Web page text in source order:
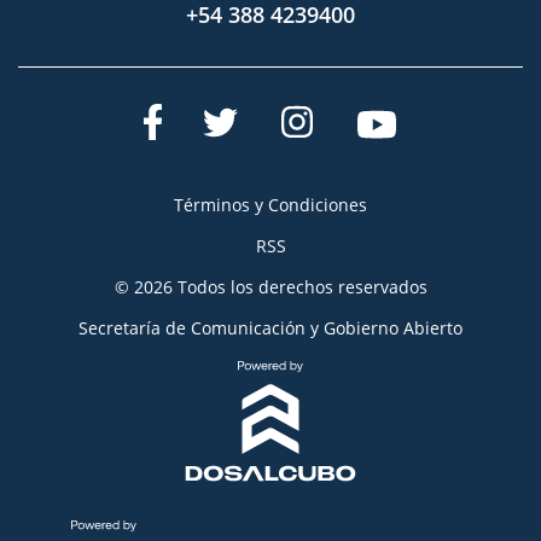
+54 388 4239400
Términos y Condiciones
RSS
© 2026 Todos los derechos reservados
Secretaría de Comunicación y Gobierno Abierto